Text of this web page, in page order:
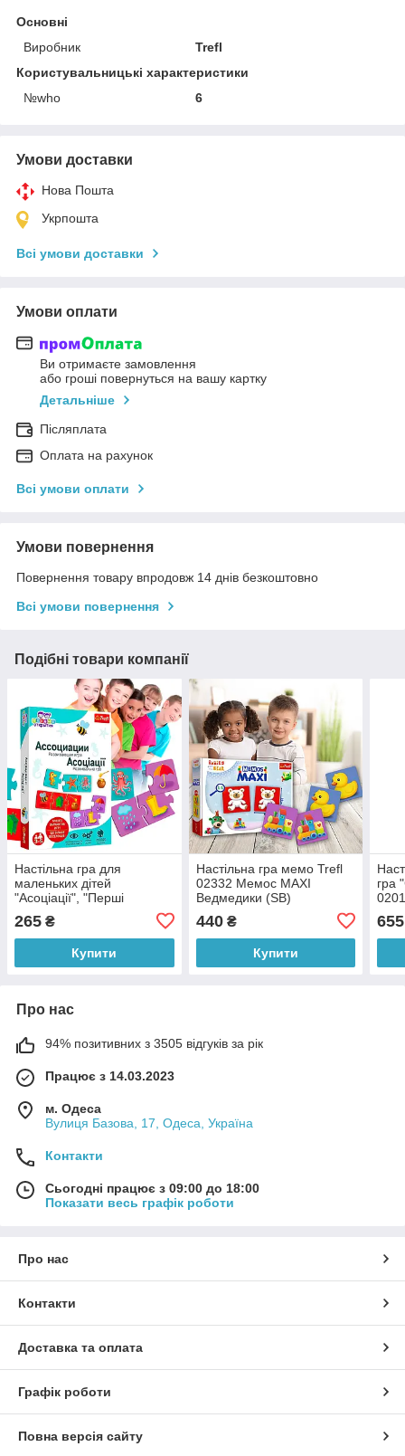
Основні
Виробник
Trefl
Користувальницькі характеристики
№who
6
Умови доставки
Нова Пошта
Укрпошта
Всі умови доставки
Умови оплати
Ви отримаєте замовлення
або гроші повернуться на вашу картку
Детальніше
Післяплата
Оплата на рахунок
Всі умови оплати
Умови повернення
Повернення товару впродовж 14 днів безкоштовно
Всі умови повернення
Подібні товари компанії
Настільна гра для
маленьких дітей
"Асоціації", "Перші
відкриття" Trefl 02161 (SB)
265 ₴
Купити
Настільна гра мемо Trefl
02332 Мемос MAXI
Ведмедики (SB)
440₴
Купити
гра
655
Про нас
94% позитивних з 3505 відгуків за рік
Працює з 14.03.2023
м. Одеса
Вулиця Базова, 17, Одеса, Україна
Контакти
Сьогодні працює з 09:00 до 18:00
Показати весь графік роботи
Про нас
Контакти
Доставка та оплата
Графік роботи
Повна версія сайту